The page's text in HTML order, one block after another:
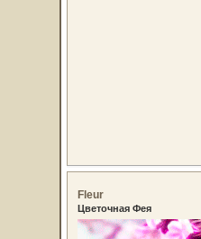
Fleur
Цветочная Фея